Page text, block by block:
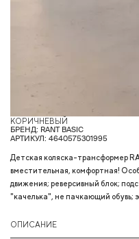
КОРИЧНЕВЫЙ
БРЕНД: RANT BASIC
АРТИКУЛ: 4640575301995
Детская коляска-трансформер
вместительная, комфортная!
движения; реверсивный блок;
"качелька", не пачкающий обувь;
ОПИСАНИЕ